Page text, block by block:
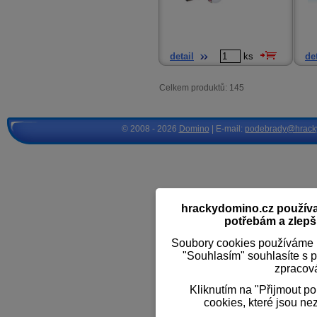
detail ks
Celkem produktů: 145
hrackydomino.cz
potřebám a
Soubory cookies
"Souhlasím" souhlasíte s
Kliknutím na "Přijmout
cookies, které jsou
© 2008 - 2026 Domino | E-mail: